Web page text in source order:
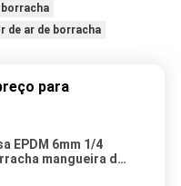
borracha
de ar de borracha
para
EPDM 6mm 1/4
mangueira de